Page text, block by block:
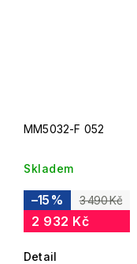
MM5032-F 052
Skladem
3 490 Kč
–15 %
2 932 Kč
Detail